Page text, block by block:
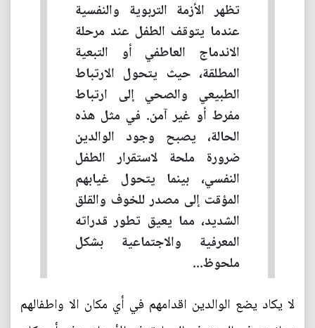
تظهر الأزمة التربوية والنفسية
عندما يتوقف الطفل عند مرحلة
الاندماج العاطفي أو التبعية
المطلقة، حيث يتحول الارتباط
الطبيعي والصحي إلى ارتباط
مفرط أو غير آمن. في مثل هذه
الحالة، يصبح وجود الوالدين
ضرورة ملحة لاستقرار الطفل
النفسي، بينما يتحول غيابهم
المؤقت إلى مصدر للخوف والقلق
الشديد، مما يعيق تطور قدراته
المعرفية والاجتماعية بشكل
ملحوظ...
لا يكاد يضع الوالدين اقدامهم في أي مكان الا واطفالهم